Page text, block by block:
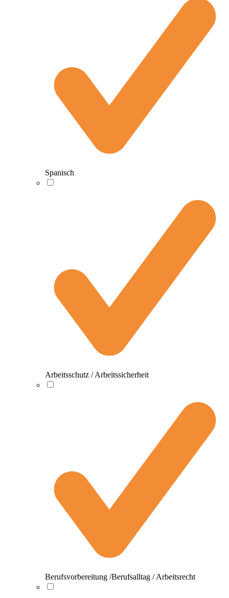
Spanisch
Arbeitsschutz / Arbeitssicherheit
Berufsvorbereitung /Berufsalltag / Arbeitsrecht